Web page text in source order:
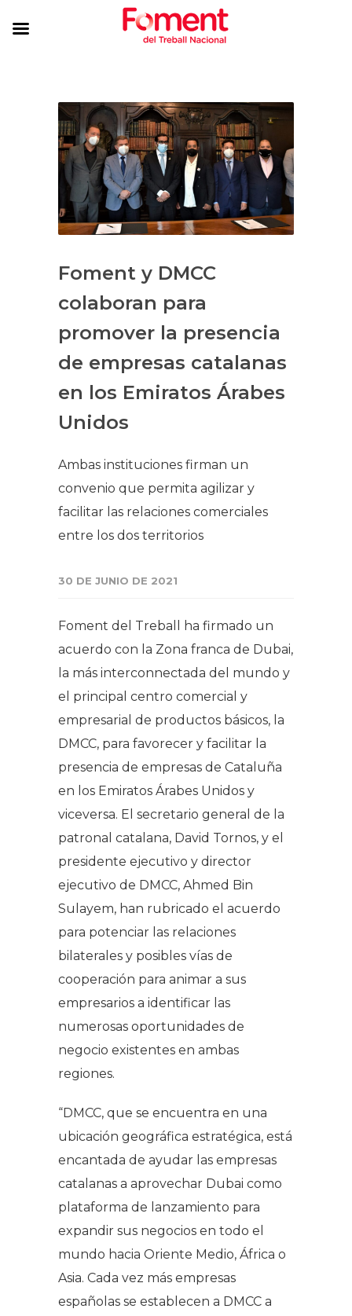
Foment y DMCC
colaboran para
promover la presencia
de empresas catalanas
en los Emiratos Árabes
Unidos
Ambas instituciones firman un
convenio que permita agilizar y
facilitar las relaciones comerciales
entre los dos territorios
30 DE JUNIO DE 2021
Foment del Treball ha firmado un
acuerdo con la Zona franca de Dubai,
la más interconnectada del mundo y
el principal centro comercial y
empresarial de productos básicos, la
DMCC, para favorecer y facilitar la
presencia de empresas de Cataluña
en los Emiratos Árabes Unidos y
viceversa. El secretario general de la
patronal catalana, David Tornos, y el
presidente ejecutivo y director
ejecutivo de DMCC, Ahmed Bin
Sulayem, han rubricado el acuerdo
para potenciar las relaciones
bilaterales y posibles vías de
cooperación para animar a sus
empresarios a identificar las
numerosas oportunidades de
negocio existentes en ambas
regiones.
“DMCC, que se encuentra en una
ubicación geográfica estratégica, está
encantada de ayudar las empresas
catalanas a aprovechar Dubai como
plataforma de lanzamiento para
expandir sus negocios en todo el
mundo hacia Oriente Medio, África o
Asia. Cada vez más empresas
españolas se establecen a DMCC a